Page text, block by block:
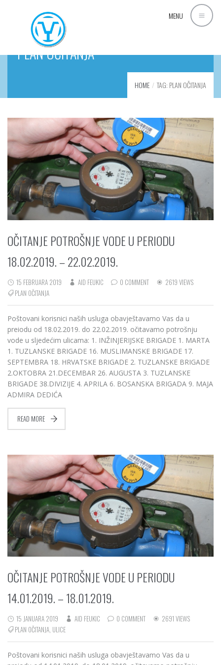
MENU
PLAN OČITANJA
HOME TAG: PLAN OČITANJA
OČITANJE POTROŠNJE VODE U PERIODU
18.02.2019. – 22.02.2019.
15 FEBRUARA 2019 AID FEUKIC 0 COMMENT
2619 VIEWS
PLAN OČITANJA
Poštovani korisnici naših usluga obavještavamo Vas da u
preiodu od 18.02.2019. do 22.02.2019. očitavamo potrošnju
vode u sljedećim ulicama: 1. INŽINJERIJSKE BRIGADE 1. MARTA
1. TUZLANSKE BRIGADE 16. MUSLIMANSKE BRIGADE 17.
SEPTEMBRA 18. HRVATSKE BRIGADE 2. TUZLANSKE BRIGADE
2.OKTOBRA 21.DECEMBAR 26. AUGUSTA 3. TUZLANSKE
BRIGADE 38.DIVIZIJE 4. APRILA 6. BOSANSKA BRIGADA 9. MAJA
ADMIRA DEDIĆA
READ MORE
OČITANJE POTROŠNJE VODE U PERIODU
14.01.2019. – 18.01.2019.
15 JANUARA 2019 AID FEUKIC 0 COMMENT
2691 VIEWS
PLAN OČITANJA, ULICE
Poštovani korisnici naših usluga obavještavamo Vas da u